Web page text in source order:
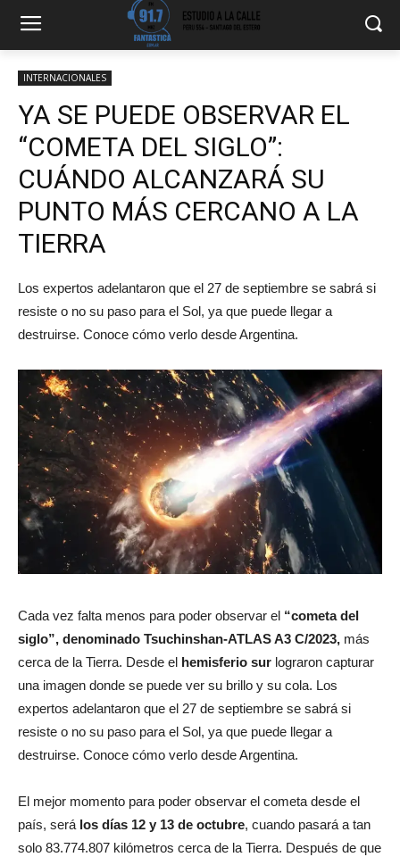
INTERNACIONALES
YA SE PUEDE OBSERVAR EL
“COMETA DEL SIGLO”:
CUÁNDO ALCANZARÁ SU
PUNTO MÁS CERCANO A LA
TIERRA
Los expertos adelantaron que el 27 de septiembre se sabrá si
resiste o no su paso para el Sol, ya que puede llegar a
destruirse. Conoce cómo verlo desde Argentina.
Cada vez falta menos para poder observar el “cometa del
siglo”, denominado Tsuchinshan-ATLAS A3 C/2023, más
cerca de la Tierra. Desde el hemisferio sur lograron capturar
una imagen donde se puede ver su brillo y su cola. Los
expertos adelantaron que el 27 de septiembre se sabrá si
resiste o no su paso para el Sol, ya que puede llegar a
destruirse. Conoce cómo verlo desde Argentina.
El mejor momento para poder observar el cometa desde el
país, será los días 12 y 13 de octubre, cuando pasará a tan
solo 83.774.807 kilómetros cerca de la Tierra. Después de que